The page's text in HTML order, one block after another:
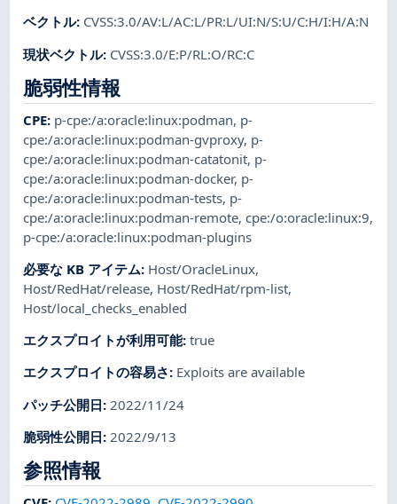
ベクトル: CVSS:3.0/AV:L/AC:L/PR:L/UI:N/S:U/C:H/I:H/A:N
現状ベクトル: CVSS:3.0/E:P/RL:O/RC:C
脆弱性情報
CPE: p-cpe:/a:oracle:linux:podman, p-
cpe:/a:oracle:linux:podman-gvproxy, p-
cpe:/a:oracle:linux:podman-catatonit, p-
cpe:/a:oracle:linux:podman-docker, p-
cpe:/a:oracle:linux:podman-tests, p-
cpe:/a:oracle:linux:podman-remote,cpe:/o:oracle:linux:9,
p-cpe:/a:oracle:linux:podman-plugins
必要な KB アイテム: Host/OracleLinux,
Host/RedHat/release, Host/RedHat/rpm-list,
Host/local_checks_enabled
エクスプロイトが利用可能:true
エクスプロイトの容易さ: Exploits are available
パッチ公開日: 2022/11/24
脆弱性公開日:2022/9/13
参照情報